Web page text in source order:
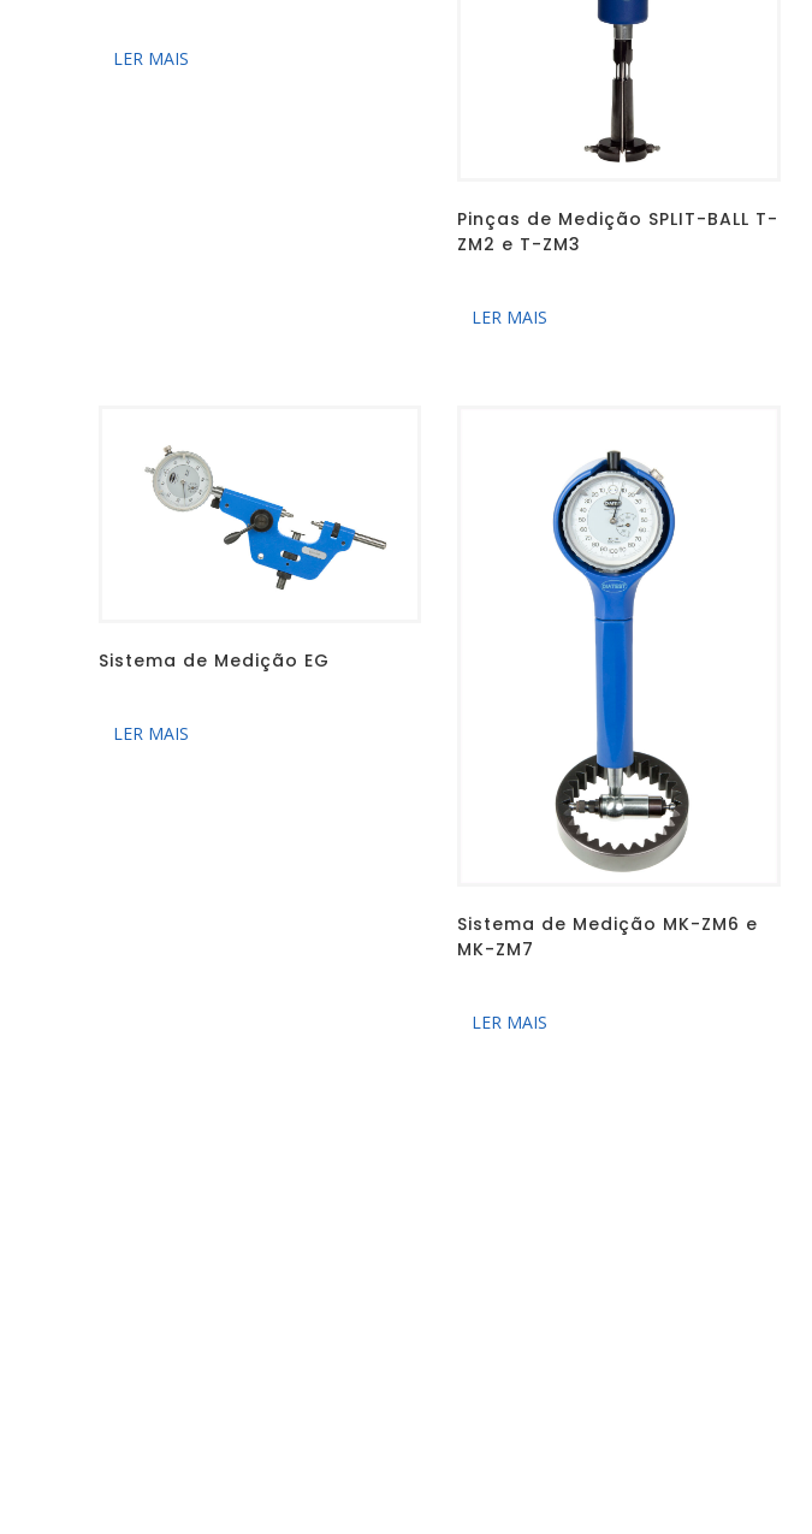
LER MAIS
Pinças de Medição SPLIT-BALL T-
ZM2 e T-ZM3
LER MAIS
Sistema de Medição EG
LER MAIS
Sistema de Medição MK-ZM6 e
MK-ZM7
LER MAIS